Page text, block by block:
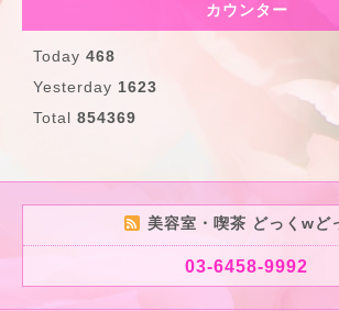
カウンター
Today 468
Yesterday 1623
Total 854369
美容室・喫茶 どっくwど
03-6458-9992